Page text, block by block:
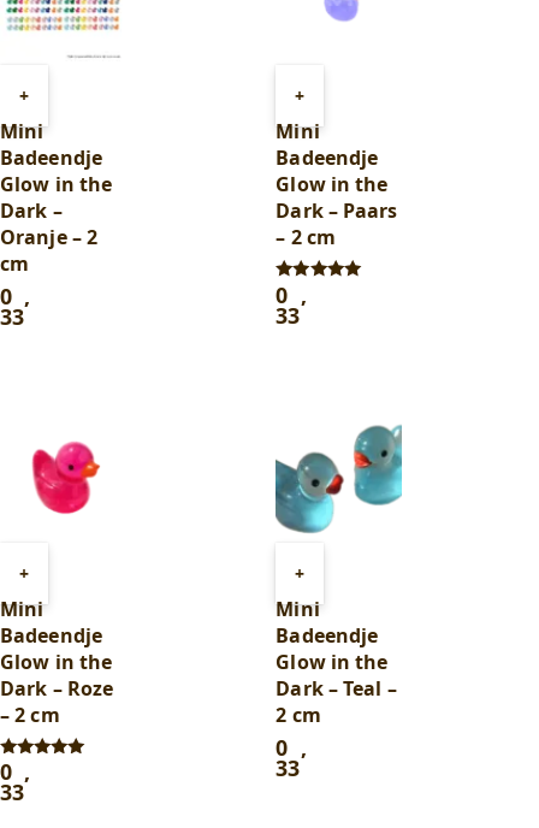
+
winkelwagen
Mini
Badeendje
Glow in the
Dark –
Oranje – 2
cm
0 ,
33
+
winkelwagen
Mini
Badeendje
Glow in the
Dark – Paars
– 2 cm
Gewaardeerd
5.00
uit 5
0 ,
33
+
winkelwagen
Mini
Badeendje
Glow in the
Dark – Roze
– 2 cm
Gewaardeerd
5.00
uit 5
0 ,
33
+
winkelwagen
Mini
Badeendje
Glow in the
Dark – Teal –
2 cm
0 ,
33